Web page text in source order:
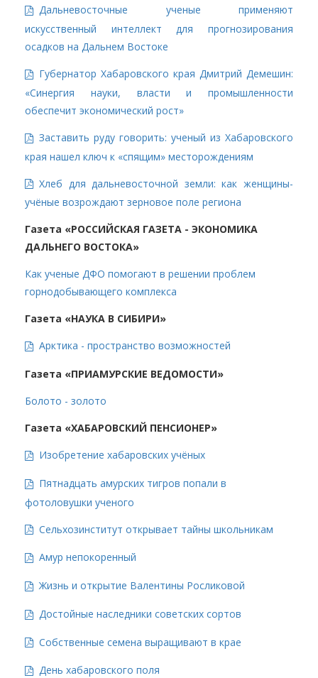
Дальневосточные ученые применяют
искусственный интеллект для прогнозирования
осадков на Дальнем Востоке
Губернатор Хабаровского края Дмитрий Демешин:
«Синергия науки, власти и промышленности
обеспечит экономический рост»
Заставить руду говорить: ученый из Хабаровского
края нашел ключ к «спящим» месторождениям
Хлеб для дальневосточной земли: как женщины-
учёные возрождают зерновое поле региона
Газета «РОССИЙСКАЯ ГАЗЕТА - ЭКОНОМИКА
ДАЛЬНЕГО ВОСТОКА»
Как ученые ДФО помогают в решении проблем
горнодобывающего комплекса
Газета «НАУКА В СИБИРИ»
Арктика - пространство возможностей
Газета «ПРИАМУРСКИЕ ВЕДОМОСТИ»
Болото - золото
Газета «ХАБАРОВСКИЙ ПЕНСИОНЕР»
Изобретение хабаровских учёных
Пятнадцать амурских тигров попали в
фотоловушки ученого
Сельхозинститут открывает тайны школьникам
Амур непокоренный
Жизнь и открытие Валентины Росликовой
Достойные наследники советских сортов
Собственные семена выращивают в крае
День хабаровского поля